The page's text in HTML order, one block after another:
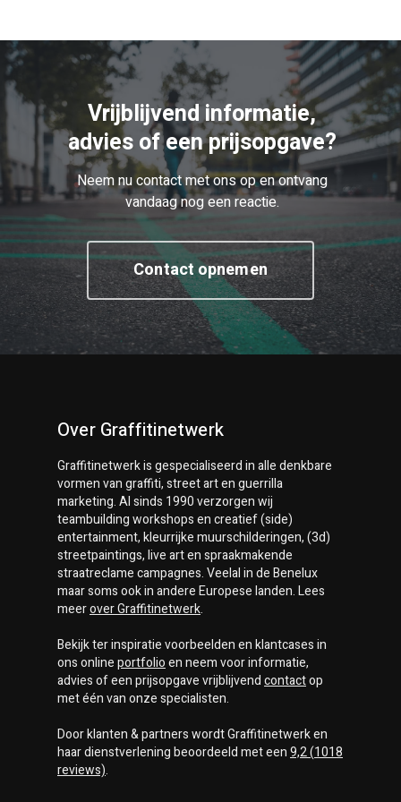
Vrijblijvend informatie,
advies of een prijsopgave?
Neem nu contact met ons op en ontvang
vandaag nog een reactie.
Contact opnemen
Over Graffitinetwerk
Graffitinetwerkis gespecialiseerd in alle denkbare
vormen van graffiti, street art en guerrilla
marketing. Al sinds 1990 verzorgen wij
teambuilding workshops en creatief (side)
entertainment, kleurrijke muurschilderingen, (3d)
streetpaintings, live art en spraakmakende
straatreclame campagnes. Veelal in de Benelux
maar soms ook in andere Europese landen. Lees
meeroverGraffitinetwerk.
Bekijk ter inspiratie voorbeelden en klantcases in
ons onlineportfolioen neem voor informatie,
advies of een prijsopgave vrijblijvendcontactop
met één van onze specialisten.
Door klanten & partners wordtGraffitinetwerken
haar dienstverlening beoordeeld met een9,2(1018
reviews).